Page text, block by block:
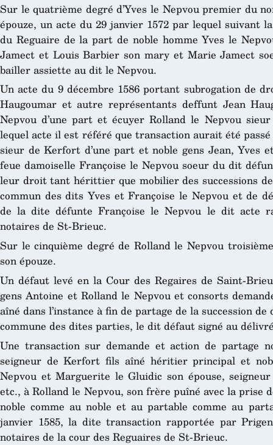
Sur le quatrième degré d’Yves le Nepvou premier du
épouze, un acte du 29 janvier 1572 par lequel suivant
du Reguaire de la part de noble homme Yves le
Jamect et Louis Barbier son mary et Marie Jamect
bailler assiette au dit le Nepvou.
Un acte du 9 décembre 1586 portant subrogation de
Haugoumar et autre représentants deffunt Jean
Nepvou d’une part et écuyer Rolland le Nepvou
lequel acte il est référé que transaction aurait été
sieur de Kerfort d’une part et noble gens Jean, Yves
feue damoiselle Françoise le Nepvou soeur du dit
leur droit tant hérittier que mobilier des successions
commun des dits Yves et Françoise le Nepvou et de
de la dite défunte Françoise le Nepvou le dit acte
notaires de St-Brieuc.
Sur le cinquième degré de Rolland le Nepvou
son épouze.
Un défaut levé en la Cour des Regaires de Saint-
gens Antoine et Rolland le Nepvou et consorts
aîné dans l’instance à fin de partage de la succession
commune des dites parties, le dit défaut signé au
Une transaction sur demande et action de partage
seigneur de Kerfort fils aîné héritier principal et
Nepvou et Marguerite le Gluidic son épouse,
etc., à Rolland le Nepvou, son frère puîné avec la prise
noble comme au noble et au partable comme au
janvier 1585, la dite transaction rapportée par
notaires de la cour des Reguaires de St-Brieuc.